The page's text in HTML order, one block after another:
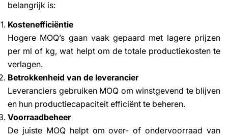
belangrijk is:
Kostenefficiëntie
Hogere MOQ’s gaan vaak gepaard met lagere prijzen
per ml of kg, wat helpt om de totale productiekosten te
verlagen.
Betrokkenheid van de leverancier
Leveranciers gebruiken MOQ om winstgevend te blijven
en hun productiecapaciteit efficiënt te beheren.
Voorraadbeheer
De juiste MOQ helpt om over- of ondervoorraad van